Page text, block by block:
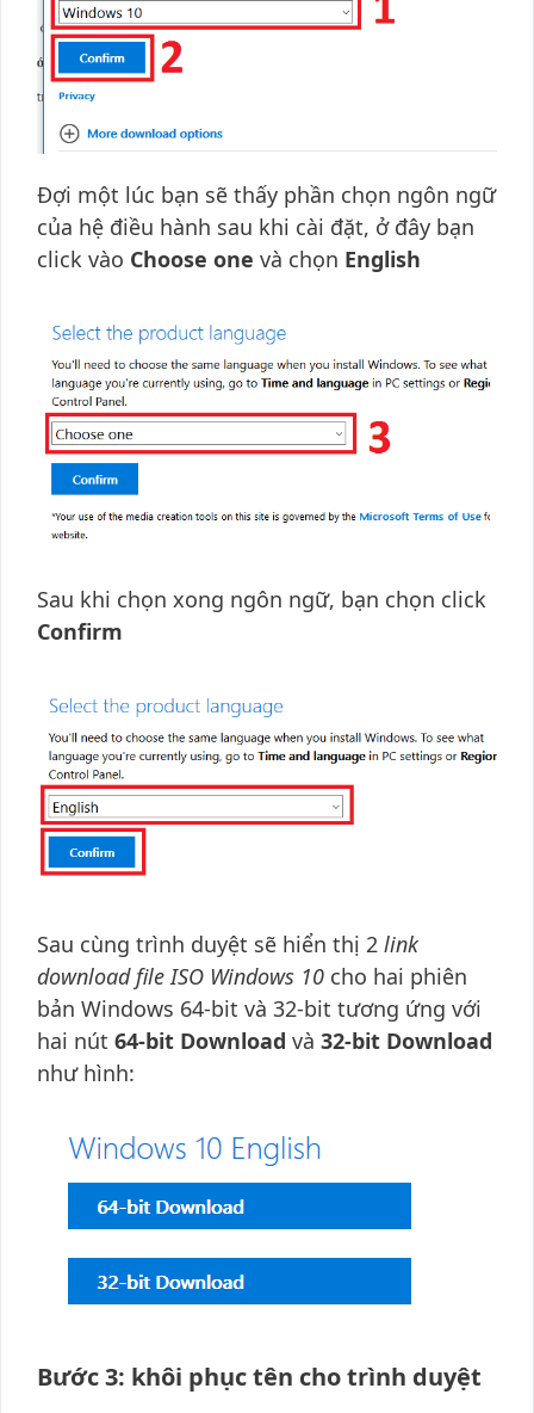
Đợi một lúc bạn sẽ thấy phần chọn ngôn ngữ
của hệ điều hành sau khi cài đặt, ở đây bạn
click vào Choose one và chọn English
Sau khi chọn xong ngôn ngữ, bạn chọn click
Confirm
Sau cùng trình duyệt sẽ hiển thị 2 link
download file ISO Windows 10 cho hai phiên
bản Windows 64-bit và 32-bit tương ứng với
hai nút 64-bit Download và 32-bit Download
như hình:
Bước 3: khôi phục tên cho trình duyệt